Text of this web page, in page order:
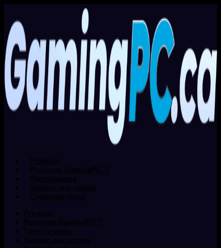
Produits
Pourquoi GamingPC ?
Témoignages
Soutien aux ventes
Contactez-nous
Produits
Pourquoi GamingPC ?
Témoignages
Soutien aux ventes